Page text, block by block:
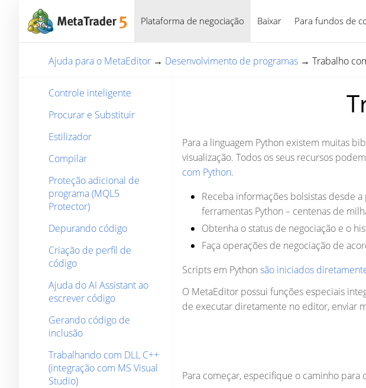
Plataforma de negociação Baixar Para fundos de
Ajuda para o MetaEditor → Desenvolvimento de programas → Trabalho
Controle inteligente
Procurar e Substituir
Estilizador
Compilar
Proteção adicional de
programa (MQL5
Protector)
Depurando código
Criação de perfil de
código
Ajuda do AI Assistant ao
escrever código
Gerando código de
inclusão
Trabalhando com DLL C++
(integração com MS Visual
Studio)
Para a linguagem Python existem muitas
visualização. Todos os seus recursos
com Python.
Receba informações bolsistas desde
ferramentas Python – centenas de
Obtenha o status de negociação e o
Faça operações de negociação de
Scripts em Python são iniciados
O MetaEditor possui funções especiais
de executar diretamente no editor, enviar
Para começar, especifique o caminho para